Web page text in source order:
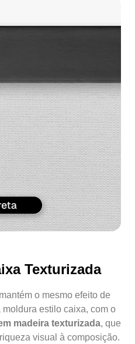
Texturizada
o mesmo efeito de
estilo caixa, com o
madeira texturizada, que
visual à composição.